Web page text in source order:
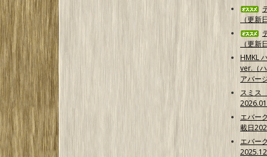
（更新
（更新
HMKL
ver.（
アバー
スミス
エバー
載日
エバー